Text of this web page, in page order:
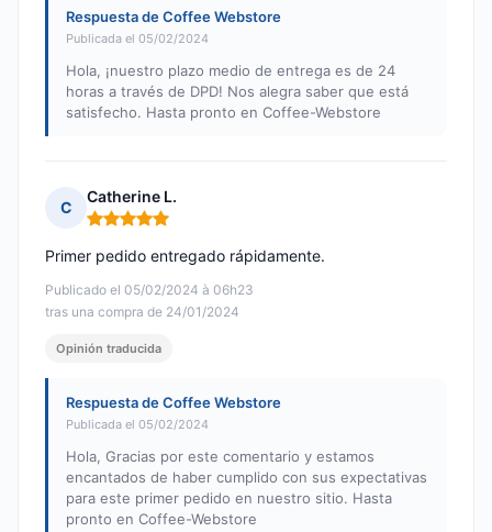
Respuesta de Coffee Webstore
Publicada el 05/02/2024
Hola, ¡nuestro plazo medio de entrega es de 24
horas a través de DPD! Nos alegra saber que está
satisfecho. Hasta pronto en Coffee-Webstore
C
Catherine L.
Nota: 5 de 5
Publicado el 05/02/2024 à 06h23
tras una compra de 24/01/2024
Primer pedido entregado rápidamente.
Opinión traducida
Respuesta de Coffee Webstore
Publicada el 05/02/2024
Hola, Gracias por este comentario y estamos
encantados de haber cumplido con sus expectativas
para este primer pedido en nuestro sitio. Hasta
pronto en Coffee-Webstore